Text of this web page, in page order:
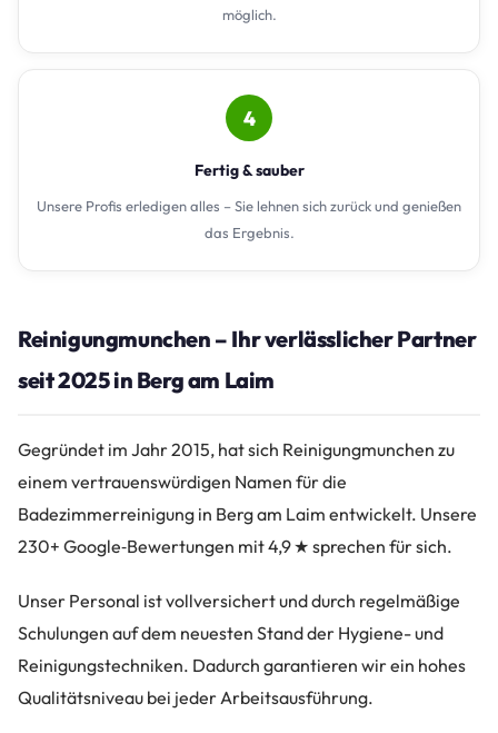
möglich.
4
Fertig & sauber
Unsere Profis erledigen alles – Sie lehnen sich zurück und genießen
das Ergebnis.
Reinigungmunchen – Ihr verlässlicher Partner
seit 2025 in Berg am Laim
Gegründet im Jahr 2015, hat sich Reinigungmunchen zu
einem vertrauenswürdigen Namen für die
Badezimmerreinigung in Berg am Laim entwickelt. Unsere
230+ Google‑Bewertungen mit 4,9 ★ sprechen für sich.
Unser Personal ist vollversichert und durch regelmäßige
Schulungen auf dem neuesten Stand der Hygiene- und
Reinigungstechniken. Dadurch garantieren wir ein hohes
Qualitätsniveau bei jeder Arbeitsausführung.